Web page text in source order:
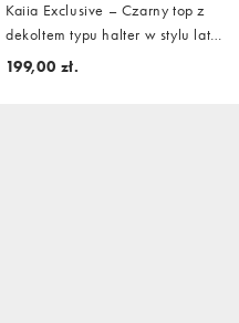
Kaiia Exclusive – Czarny top z
dekoltem typu halter w stylu lat
90. z ozdobnymi klamrami i
199,00 zł.